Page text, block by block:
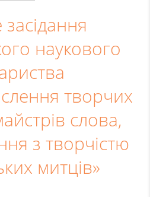
засідання
наукового
творчих
слова,
з творчістю
митців»